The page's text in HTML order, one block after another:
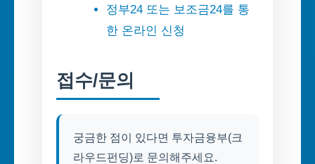
정부24 또는 보조금24를 통
한 온라인 신청
접수/문의
궁금한 점이 있다면 투자금융부(크
라우드펀딩)로 문의해주세요.